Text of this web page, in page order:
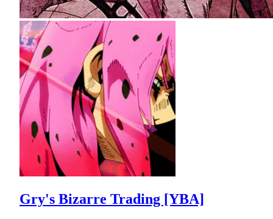
Gry's Bizarre Trading [YBA]